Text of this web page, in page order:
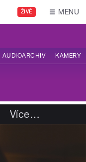
ŽIVĚ MENU
AUDIOARCHIV KAMERY
Více…